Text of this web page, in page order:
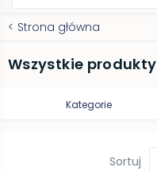
< Strona główna
Wszystkie produkty
Kategorie
Sortuj